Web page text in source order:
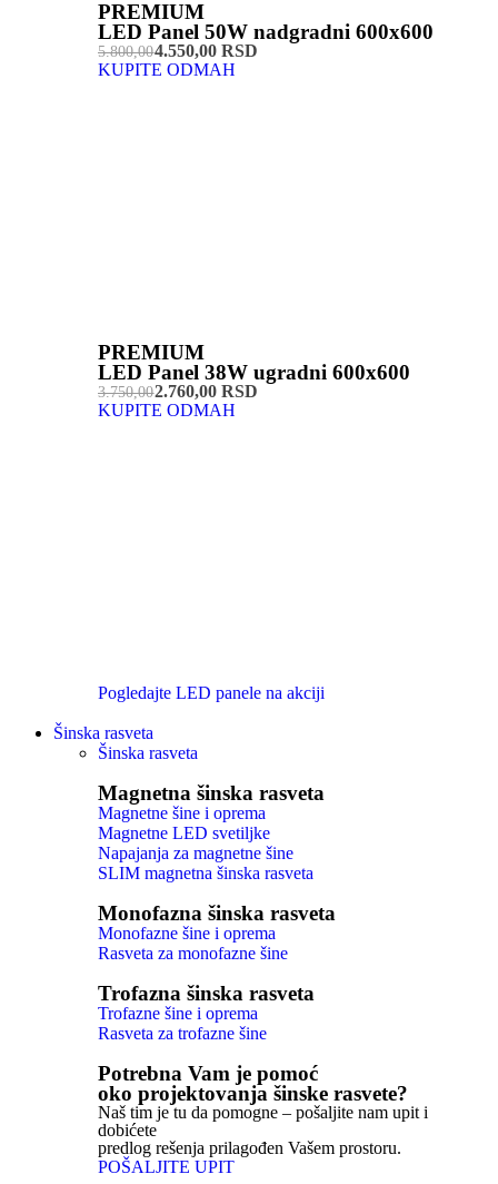
PREMIUM
LED Panel 50W nadgradni 600x600
5.800,004.550,00 RSD
KUPITE ODMAH
PREMIUM
LED Panel 38W ugradni 600x600
3.750,002.760,00 RSD
KUPITE ODMAH
Pogledajte LED panele na akciji
Šinska rasveta
Šinska rasveta
Magnetna šinska rasveta
Magnetne šine i oprema
Magnetne LED svetiljke
Napajanja za magnetne šine
SLIM magnetna šinska rasveta
Monofazna šinska rasveta
Monofazne šine i oprema
Rasveta za monofazne šine
Trofazna šinska rasveta
Trofazne šine i oprema
Rasveta za trofazne šine
Potrebna Vam je pomoć
oko projektovanja šinske rasvete?
Naš tim je tu da pomogne – pošaljite nam upit i
dobićete
predlog rešenja prilagođen Vašem prostoru.
POŠALJITE UPIT